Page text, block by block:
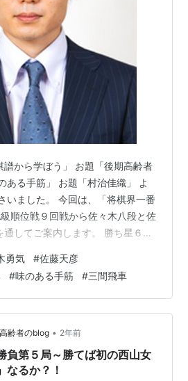
譜から学ぼう」 お題「後期高齢者
ある手筋」 お題「村治佳織」 よ
いました。 今回は、「将棋界一番
順位戦９回戦から佐々木八段と佐
してご案内します。 勝ち星６勝
戦権を手にすることになります
敗れて永瀬九段とのプレーオフ
対局日時：２０２５年２月２
期順位戦Ａ級９回戦 先 手：佐々
天彦九段 手合い：平手 場 所：
勇気 #佐藤天彦
#味のある手筋 #三間飛車
齢者のblog • 2年前
負第５局～勝てば初の西山女
なるか？！